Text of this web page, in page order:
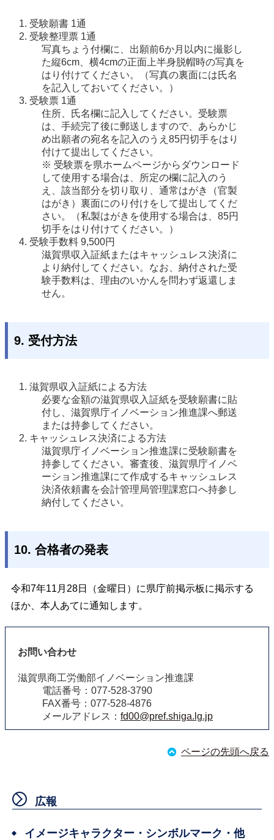
受験願書 1通
受験整理票 1通
写真ちょう付欄に、出願前6か月以内に撮影し
た縦6cm、横4cmの正面上半身脱帽時の写真を
はり付けてください。（写真の裏面には氏名
を記入しておいてください。）
受験票 1通
住所、氏名欄に記入してください。受験票
は、手続完了後に郵送しますので、あらかじ
め出願者の宛名を記入のうえ85円切手をはり
付けて提出してください。
※ 受験票を県ホームページからダウンロード
して使用する場合は、所定の欄に記入のう
え、該当部分を切り取り、通常はがき（官製
はがき）裏面にのり付けをして提出してくだ
さい。（私製はがきを使用する場合は、85円
切手をはり付けてください。）
受験手数料 9,500円
滋賀県収入証紙またはキャッシュレス決済に
より納付してください。なお、納付された受
験手数料は、理由のいかんを問わず返還しま
せん。
9. 受付方法
滋賀県収入証紙による方法
必要な金額の滋賀県収入証紙を受験願書に貼
付し、滋賀県庁イノベーション推進課へ郵送
または持参してください。
キャッシュレス決済による方法
滋賀県庁イノベーション推進課に受験願書を
持参してください。審査後、滋賀県庁イノベ
ーション推進課にて作成するキャッシュレス
決済依頼書を会計管理局管理課窓口へ持参し
納付してください。
10. 合格者の発表
令和7年11月28日（金曜日）に県庁前掲示板に掲示する
ほか、本人あてに通知します。
お問い合わせ
滋賀県商工労働部イノベーション推進課
電話番号：077-528-3790
FAX番号：077-528-4876
メールアドレス： fd00@pref.shiga.lg.jp
ページの先頭へ戻る
広報
イメージキャラクター・シンボルマーク・他